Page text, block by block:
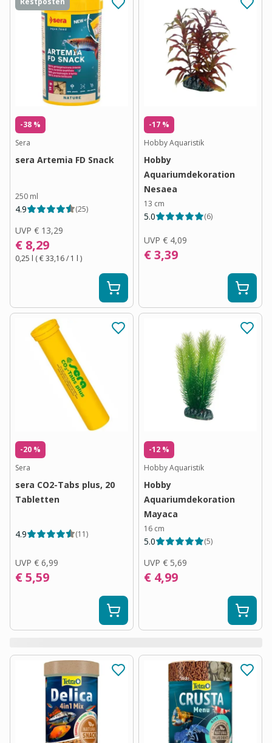
-38 %
Sera
sera Artemia FD Snack
250 ml
4.9 (25)
UVP € 13,29
€ 8,29
0,25 l (€ 33,16/ 1 l )
-17 %
Hobby Aquaristik
Hobby
Aquariumdekoration
Nesaea
13 cm
5.0 (6)
UVP € 4,09
€ 3,39
-20 %
Sera
sera CO2-Tabs plus, 20
Tabletten
4.9 (11)
UVP € 6,99
€ 5,59
-12 %
Hobby Aquaristik
Hobby
Aquariumdekoration
Mayaca
16 cm
5.0 (5)
UVP € 5,69
€ 4,99